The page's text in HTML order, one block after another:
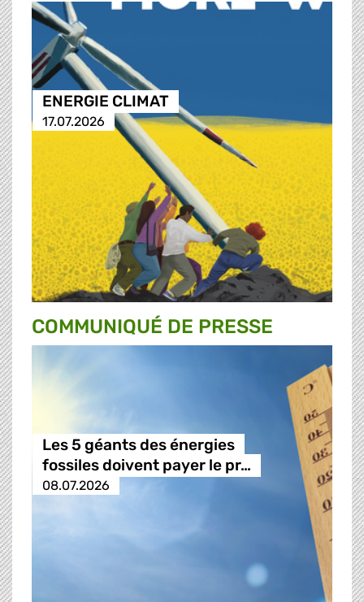
ENERGIE CLIMAT
17.07.2026
COMMUNIQUÉ DE PRESSE
Les 5 géants des énergies
fossiles doivent payer le pr…
08.07.2026